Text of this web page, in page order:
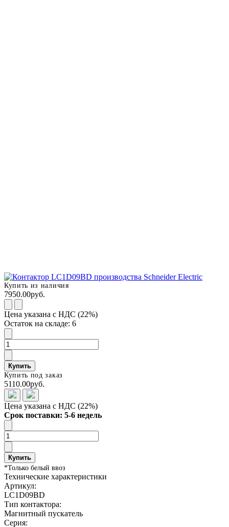
Купить из наличия
7950.00руб.
Цена указана с НДС (22%)
Остаток на складе: 6
Купить
Купить под заказ
5110.00руб.
Цена указана с НДС (22%)
Срок поставки: 5-6 недель
Купить
*Только белый ввоз
Технические характеристики
Артикул:
LC1D09BD
Тип контактора:
Магнитный пускатель
Серия: